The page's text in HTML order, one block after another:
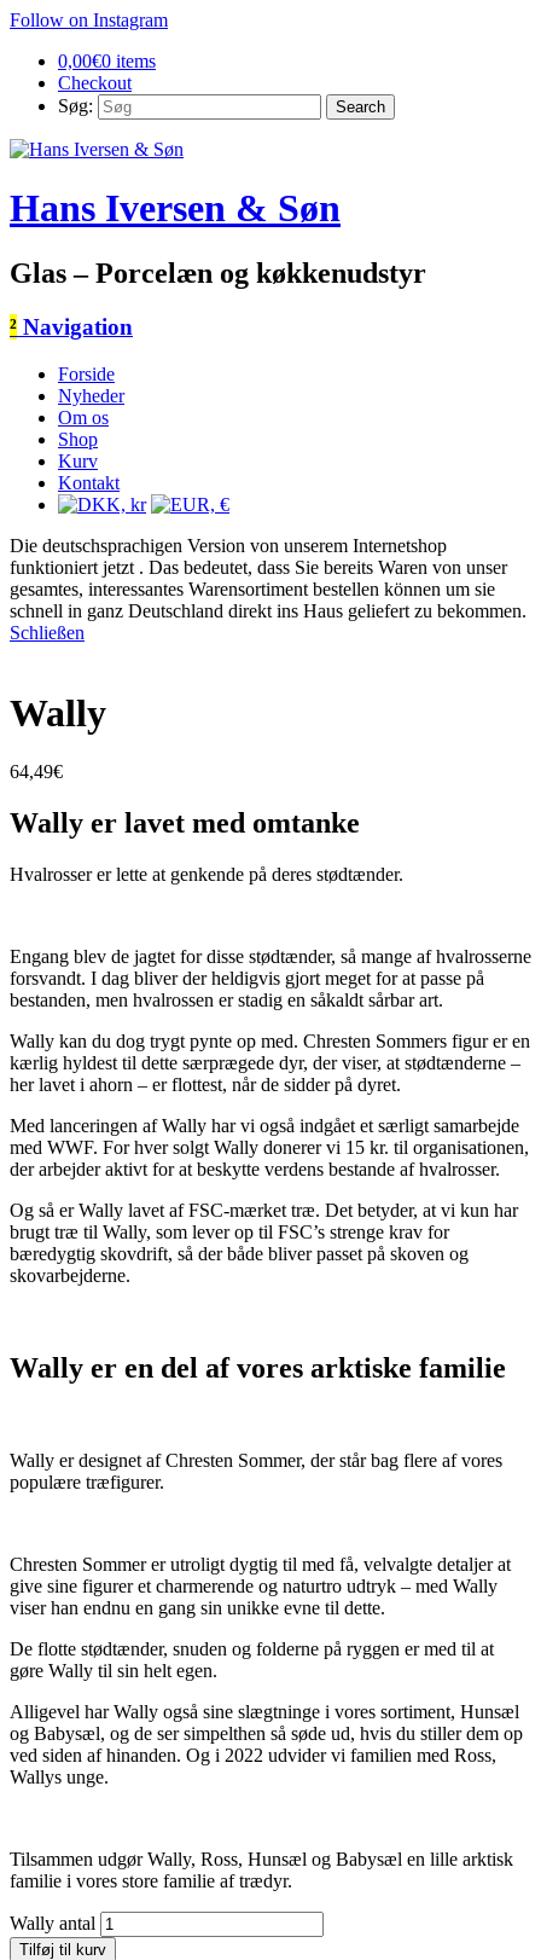
Follow on Instagram
0,00€0 items
Checkout
Søg:
Hans Iversen & Søn
Glas – Porcelæn og køkkenudstyr
² Navigation
Forside
Nyheder
Om os
Shop
Kurv
Kontakt
Die deutschsprachigen Version von unserem Internetshop
funktioniert jetzt . Das bedeutet, dass Sie bereits Waren von unser
gesamtes, interessantes Warensortiment bestellen können um sie
schnell in ganz Deutschland direkt ins Haus geliefert zu bekommen.
Schließen
Wally
64,49€
Wally er lavet med omtanke
Hvalrosser er lette at genkende på deres stødtænder.
Engang blev de jagtet for disse stødtænder, så mange af hvalrosserne
forsvandt. I dag bliver der heldigvis gjort meget for at passe på
bestanden, men hvalrossen er stadig en såkaldt sårbar art.
Wally kan du dog trygt pynte op med. Chresten Sommers figur er en
kærlig hyldest til dette særprægede dyr, der viser, at stødtænderne –
her lavet i ahorn – er flottest, når de sidder på dyret.
Med lanceringen af Wally har vi også indgået et særligt samarbejde
med WWF. For hver solgt Wally donerer vi 15 kr. til organisationen,
der arbejder aktivt for at beskytte verdens bestande af hvalrosser.
Og så er Wally lavet af FSC-mærket træ. Det betyder, at vi kun har
brugt træ til Wally, som lever op til FSC’s strenge krav for
bæredygtig skovdrift, så der både bliver passet på skoven og
skovarbejderne.
Wally er en del af vores arktiske familie
Wally er designet af Chresten Sommer, der står bag flere af vores
populære træfigurer.
Chresten Sommer er utroligt dygtig til med få, velvalgte detaljer at
give sine figurer et charmerende og naturtro udtryk – med Wally
viser han endnu en gang sin unikke evne til dette.
De flotte stødtænder, snuden og folderne på ryggen er med til at
gøre Wally til sin helt egen.
Alligevel har Wally også sine slægtninge i vores sortiment, Hunsæl
og Babysæl, og de ser simpelthen så søde ud, hvis du stiller dem op
ved siden af hinanden. Og i 2022 udvider vi familien med Ross,
Wallys unge.
Tilsammen udgør Wally, Ross, Hunsæl og Babysæl en lille arktisk
familie i vores store familie af trædyr.
Wally antal
Tilføj til kurv